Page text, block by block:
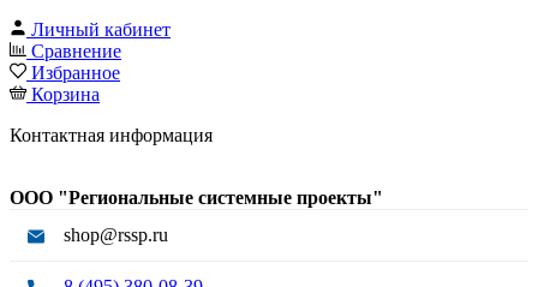
Личный кабинет
Сравнение
Избранное
Корзина
Контактная информация
ООО "Региональные системные проекты"
shop@rssp.ru